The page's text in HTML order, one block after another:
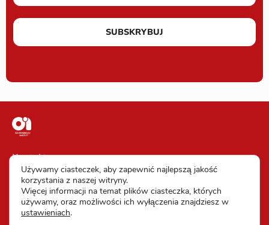
SUBSKRYBUJ
Kontakt
Impressum
Warunki uczestnictwa
Używamy ciasteczek, aby zapewnić najlepszą jakość
korzystania z naszej witryny.
Więcej informacji na temat plików ciasteczka, których
używamy, oraz możliwości ich wyłączenia znajdziesz w
ustawieniach.